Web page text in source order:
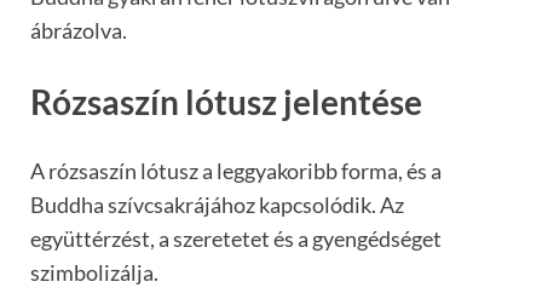
ábrázolva.
Rózsaszín lótusz jelentése
A rózsaszín lótusz a leggyakoribb forma, és a
Buddha szívcsakrájához kapcsolódik. Az
együttérzést, a szeretetet és a gyengédséget
szimbolizálja.